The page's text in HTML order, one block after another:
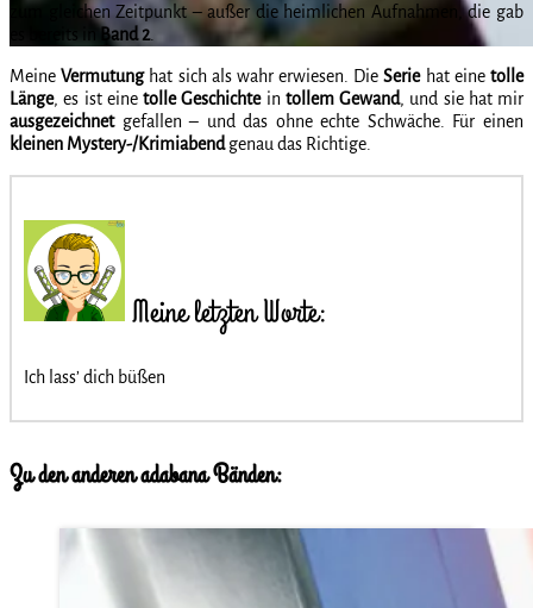
zum gleichen Zeitpunkt – außer die heimlichen Aufnahmen, die gab
es bereits in
Band 2.
MeineVermutunghat sich als wahr erwiesen. DieSeriehat einetolle
Länge, es ist eine tolle Geschichtein tollem Gewand, und sie hat mir
ausgezeichnetgefallen – und das ohne echte Schwäche. Für einen
kleinen Mystery-/Krimiabendgenau das Richtige.
Meine letzten Worte:
Ich lass’ dich büßen
Zu den anderen adabana Bänden: